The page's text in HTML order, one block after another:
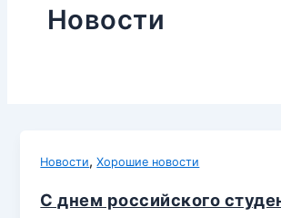
Новости
Новости,Хорошие новости
С днем российского